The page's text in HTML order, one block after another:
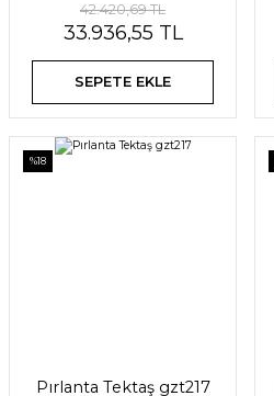
42.420,69 TL
33.936,55 TL
SEPETE EKLE
%18
Pırlanta Tektaş gzt217